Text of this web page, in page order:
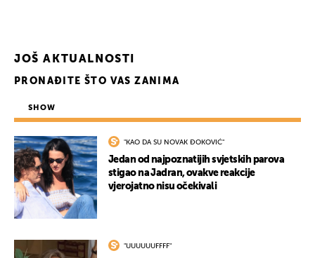
JOŠ AKTUALNOSTI
PRONAĐITE ŠTO VAS ZANIMA
SHOW
"KAO DA SU NOVAK ĐOKOVIĆ"
Jedan od najpoznatijih svjetskih parova
stigao na Jadran, ovakve reakcije
vjerojatno nisu očekivali
"UUUUUUFFFF"